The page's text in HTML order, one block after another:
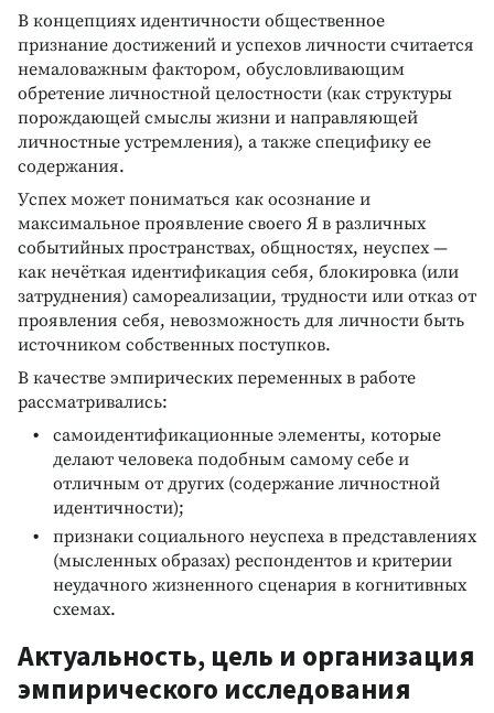
В концепциях идентичности общественное
признание достижений и успехов личности считается
немаловажным фактором, обусловливающим
обретение личностной целостности (как структуры
порождающей смыслы жизни и направляющей
личностные устремления), а также специфику ее
содержания.
Успех может пониматься как осознание и
максимальное проявление своего Я в различных
событийных пространствах, общностях, неуспех —
как нечёткая идентификация себя, блокировка (или
затруднения) самореализации, трудности или отказ от
проявления себя, невозможность для личности быть
источником собственных поступков.
В качестве эмпирических переменных в работе
рассматривались:
самоидентификационные элементы, которые
делают человека подобным самому себе и
отличным от других (содержание личностной
идентичности);
признаки социального неуспеха в представлениях
(мысленных образах) респондентов и критерии
неудачного жизненного сценария в когнитивных
схемах.
Актуальность, цель и организация
эмпирического исследования